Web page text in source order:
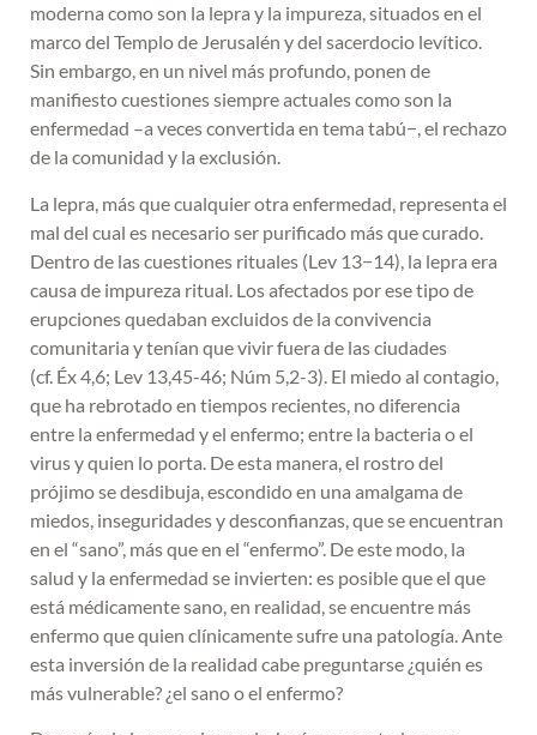
moderna como son la lepra y la impureza, situados en el
marco del Templo de Jerusalén y del sacerdocio levítico.
Sin embargo, en un nivel más profundo, ponen de
manifiesto cuestiones siempre actuales como son la
enfermedad –a veces convertida en tema tabú−, el rechazo
de la comunidad y la exclusión.
La lepra, más que cualquier otra enfermedad, representa el
mal del cual es necesario ser purificado más que curado.
Dentro de las cuestiones rituales (Lev 13−14), la lepra era
causa de impureza ritual. Los afectados por ese tipo de
erupciones quedaban excluidos de la convivencia
comunitaria y tenían que vivir fuera de las ciudades
(cf. Éx 4,6; Lev 13,45-46; Núm 5,2-3). El miedo al contagio,
que ha rebrotado en tiempos recientes, no diferencia
entre la enfermedad y el enfermo; entre la bacteria o el
virus y quien lo porta. De esta manera, el rostro del
prójimo se desdibuja, escondido en una amalgama de
miedos, inseguridades y desconfianzas, que se encuentran
en el “sano”, más que en el “enfermo”. De este modo, la
salud y la enfermedad se invierten: es posible que el que
está médicamente sano, en realidad, se encuentre más
enfermo que quien clínicamente sufre una patología. Ante
esta inversión de la realidad cabe preguntarse ¿quién es
más vulnerable? ¿el sano o el enfermo?